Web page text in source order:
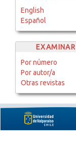
English
Español
EXAMINAR
Por número
Por autor/a
Otras revistas